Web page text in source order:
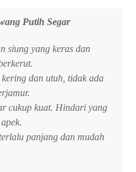
Putih Segar
siung yang keras dan
dan utuh, tidak ada
cukup kuat. Hindari yang
panjang dan mudah